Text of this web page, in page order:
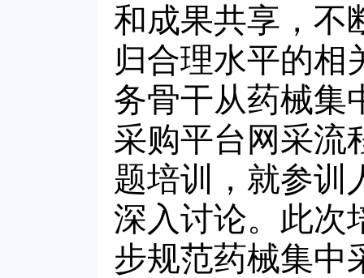
和成果共享，不
归合理水平的相
务骨干从药械集
采购平台网采流
题培训，就参训
深入讨论。此次
步规范药械集中